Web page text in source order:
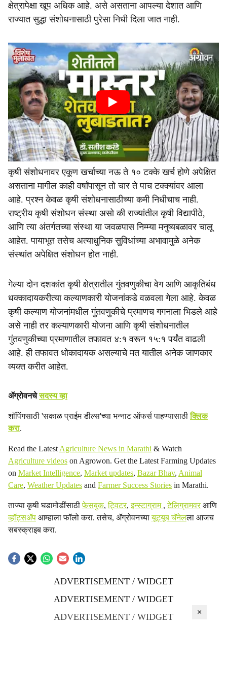
क्षेत्रापेक्षा खूप अधिक आहे. असे असताना आपल्या देशात आणि
राज्यात सुद्धा संशोधनासाठी पुरेसा निधी दिला जात नाही.
कृषी संशोधनावर एकूण खर्चाच्या नऊ ते १० टक्के खर्च होणे अपेक्षित
असताना मागील काही वर्षांपासून तो चार ते पाच टक्क्यांवर आला
आहे. प्रश्न केवळ कृषी संशोधनासाठीच्या कमी निधीचाच नाही.
राष्ट्रीय कृषी संशोधन संस्था असो की राज्यांतील कृषी विद्यापीठे,
आणि त्या अंतर्गतच्या संस्था या जवळपास निम्म्या मनुष्यबळावर चालू
आहेत. पायाभूत तसेच अत्याधुनिक सुविधांच्या अभावामुळे अनेक
संस्थांत अपेक्षित संशोधन होत नाही.
गेल्या दोन दशकांत कृषी क्षेत्रातील गुंतवणुकीचा वेग आणि आकृतिबंध
धक्‍कादायकरीत्‍या कल्याणकारी योजनांकडे वळवला गेला आहे. केवळ
कृषी कल्याण योजनांमधील गुंतवणुकीचे प्रमाणच गगनाला भिडले आहे
असे नाही तर कल्याणकारी योजना आणि कृषी संशोधनातील
गुंतवणुकीच्या प्रमाणातील तफावत ४:१ वरून १५:१ पर्यंत वाढली
आहे. ही तफावत धोकादायक असल्याचे मत यातील अनेक जाणकार
व्यक्त करीत आहेत.
ॲग्रोवनचेसदस्य व्हा
शॉपिंगसाठी 'सकाळ प्राईम डील्स'च्या भन्नाट ऑफर्स पाहण्यासाठीक्लिक
करा.
Read the Latest Agriculture News in Marathi & Watch
Agriculture videos on Agrowon. Get the Latest Farming Updates
on Market Intelligence, Market updates, Bazar Bhav, Animal
Care, Weather Updates and Farmer Success Stories in Marathi.
ताज्या कृषी घडामोडींसाठीफेसबुक,ट्विटर,इन्स्टाग्राम ,टेलिग्रामवरआणि
व्हॉट्सॲप आम्हाला फॉलो करा. तसेच, ॲग्रोवनच्यायूट्यूब चॅनेलला आजच
सबस्क्राइब करा.
ADVERTISEMENT / WIDGET
ADVERTISEMENT / WIDGET
ADVERTISEMENT / WIDGET
×